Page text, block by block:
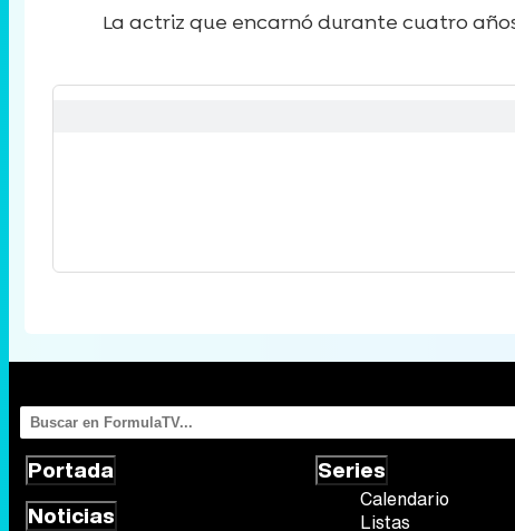
La actriz que encarnó durante cuatro
Portada
Noticias
Series
Calendario
Listas